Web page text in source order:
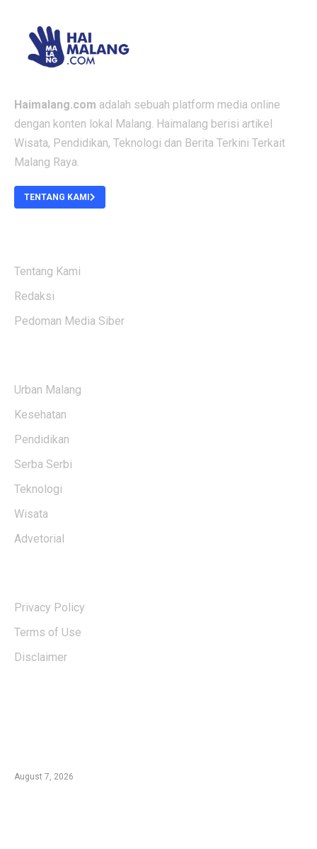
Haimalang.com adalah sebuah platform media online
dengan konten lokal Malang. Haimalang berisi artikel
Wisata, Pendidikan, Teknologi dan Berita Terkini Terkait
Malang Raya.
TENTANG KAMI
Tentang Kami
Redaksi
Pedoman Media Siber
Urban Malang
Kesehatan
Pendidikan
Serba Serbi
Teknologi
Wisata
Advetorial
Privacy Policy
Terms of Use
Disclaimer
August 7, 2026